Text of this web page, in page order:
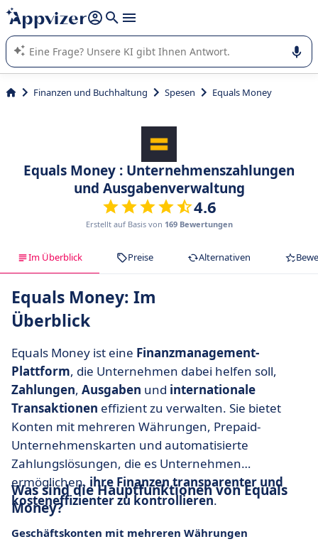
beantworten (mehrere Zeilen mit
Die KI von Appvizer führt Sie bei der Nutzung oder Auswahl
von SaaS-Software in Unternehmen.
Finanzen und Buchhaltung Spesen Equals Money
Equals Money : Unternehmenszahlungen
und Ausgabenverwaltung
4.6
Erstellt auf Basis von 169 Bewertungen
Im Überblick Preise Alternativen
Equals Money: Im
Überblick
Equals Money ist eine Finanzmanagement-
Plattform, die Unternehmen dabei helfen soll,
Zahlungen, Ausgaben und internationale
Transaktionen effizient zu verwalten. Sie bietet
Konten mit mehreren Währungen, Prepaid-
Unternehmenskarten und automatisierte
Zahlungslösungen, die es Unternehmen
ermöglichen, ihre Finanzen transparenter und
kosteneffizienter zu kontrollieren.
Was sind die Hauptfunktionen von Equals
Money?
Geschäftskonten mit mehreren Währungen